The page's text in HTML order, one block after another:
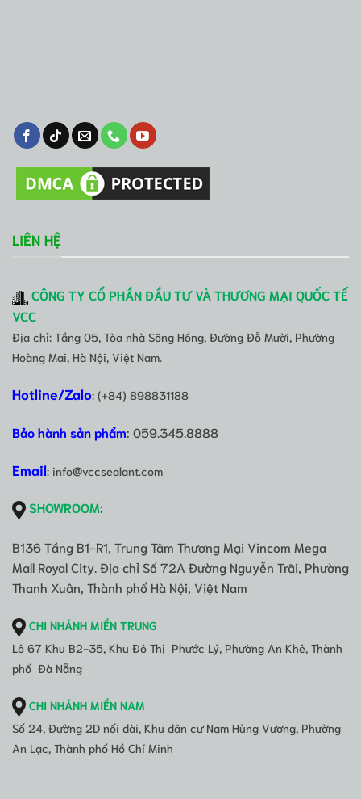
LIÊN HỆ
CÔNG TY CỔ PHẦN ĐẦU TƯ VÀ THƯƠNG MẠI QUỐC TẾ
VCC
Địa chỉ: Tầng 05, Tòa nhà Sông Hồng, Đường Đỗ Mười, Phường
Hoàng Mai, Hà Nội, Việt Nam.
Hotline/Zalo: (+84) 898831188
Bảo hành sản phẩm: 059.345.8888
Email: info@vccsealant.com
SHOWROOM:
B136 Tầng B1-R1, Trung Tâm Thương Mại Vincom Mega
Mall Royal City. Địa chỉ Số 72A Đường Nguyễn Trãi, Phường
Thanh Xuân, Thành phố Hà Nội, Việt Nam
CHI NHÁNH MIỀN TRUNG
Lô 67 Khu B2-35, Khu Đô Thị Phước Lý, Phường An Khê, Thành
phố Đà Nẵng
CHI NHÁNH MIỀN NAM
Số 24, Đường 2D nối dài, Khu dân cư Nam Hùng Vương, Phường
An Lạc, Thành phố Hồ Chí Minh